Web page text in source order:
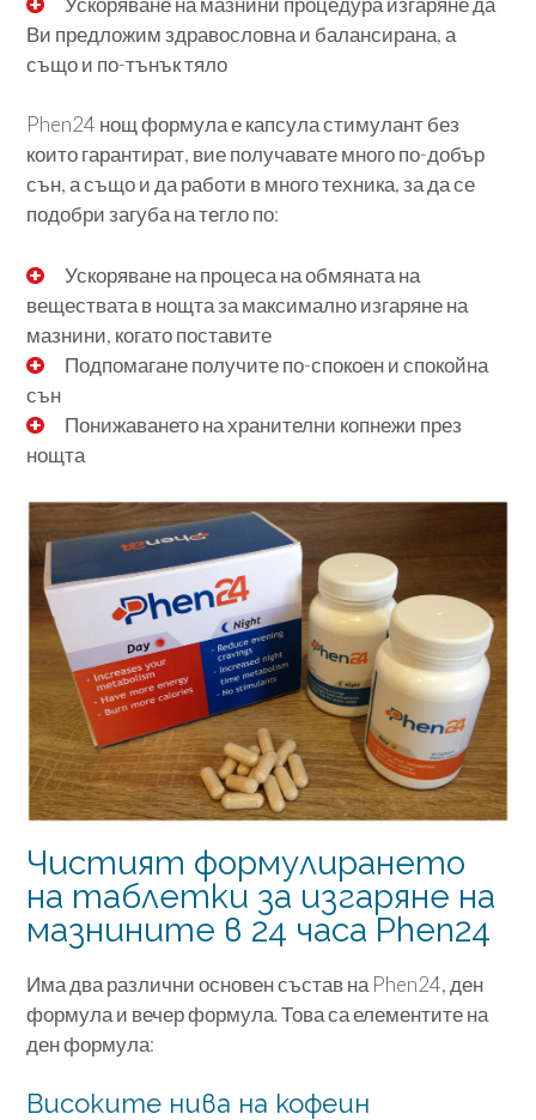
Ви предложим здравословна и балансирана, а
също и по-тънък тяло
Phen24 нощ формула е капсула стимулант без
които гарантират, вие получавате много по-добър
сън, а също и да работи в много техника, за да се
подобри загуба на тегло по:
Ускоряване на процеса на обмяната на
веществата в нощта за максимално изгаряне на
мазнини, когато поставите
Подпомагане получите по-спокоен и спокойна
сън
Понижаването на хранителни копнежи през
нощта
Чистият формулирането
на таблетки за изгаряне на
мазнините в 24 часа Phen24
Има два различни основен състав на Phen24, ден
формула и вечер формула. Това са елементите на
ден формула:
Високите нива на кофеин